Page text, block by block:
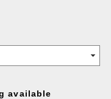
available